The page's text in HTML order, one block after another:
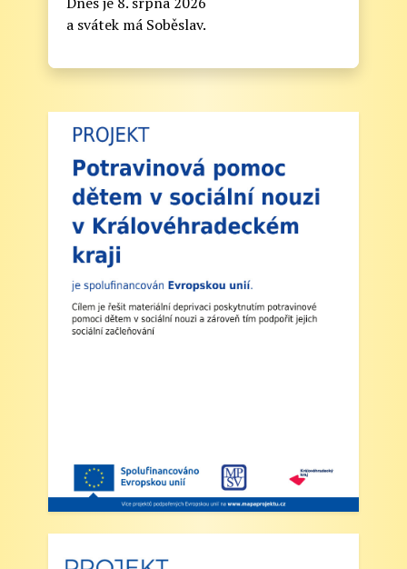
Informační lístek pro rodiče - Zahájení školního
zde naleznete nejdůležitější informace k
zahájení školního roku 2025/2026:
1. Zahájení školního roku: Výuka bude
zahájena v pondělí 1. září 2025. Tento den
končí po 1. vyučovací hodině. Provoz školní
družiny nebude zajištěn a obědy se v tento den
neposkytují.
2. Výuka: Od úterý 2. září 2025 bude probíhat
výuka denně od 8:00 do 11:25 hodin.
schválenou přihláškou do ŠD).
5. Projekt „Obědy do škol“: Zákonní zástupci
žáků, kteří budou do projektu zapojeni,
předloží škole platné potvrzení z Úřadu práce o
a svátek má Soběslav.